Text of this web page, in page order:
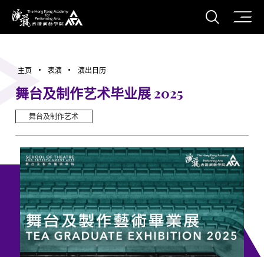
香港演艺学院
打开
主页 表演 演出日历
舞台及制作艺术毕业展 2025
舞台及制作艺术